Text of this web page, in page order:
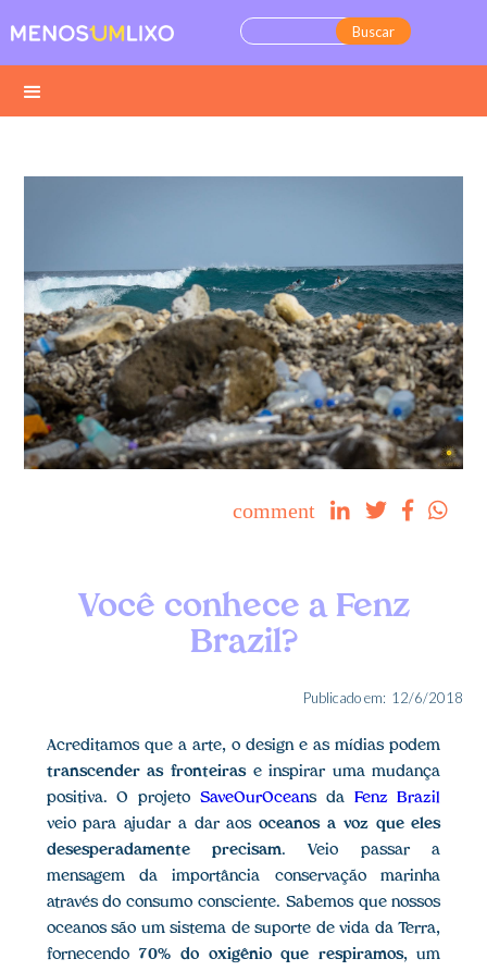
comment    
Você conhece a Fenz
Brazil?
Publicado em: 12/6/2018
Acreditamos que a arte, o design e as mídias podem
transcender as fronteirase inspirar uma mudança
positiva. O projeto SaveOurOceans da Fenz Brazil
veio para ajudar a dar aosoceanos a voz que eles
desesperadamente precisam. Veio passar a
mensagem da importância conservação marinha
através do consumo consciente. Sabemos que nossos
oceanos são um sistema de suporte de vida da Terra,
fornecendo 70% do oxigênio que respiramos, um